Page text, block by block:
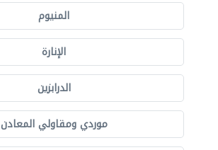
المنيوم
الإنارة
الدرابزين
موردي ومقاولي المعادن